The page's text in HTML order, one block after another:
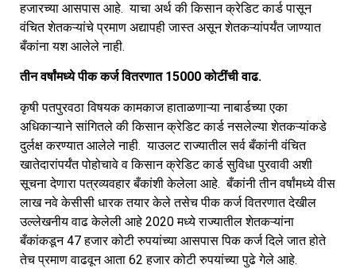
हजारच्या आसपास आहे. याचा अर्थ की किसान क्रेडिट कार्ड पासून
वंचित शेतकऱ्यांचे प्रमाण अद्यापही जास्त असून शेतकऱ्यांपर्यंत जाण्यात
बँकांना यश आलेले नाही.
तीन वर्षांमध्ये पीक कर्ज वितरणात 15000 कोटींची वाढ.
कृषी पतपुरवठा विषयक कामकाज हाताळणाऱ्या नाबार्डच्या एका
अधिकाऱ्याने सांगितले की किसान क्रेडिट कार्ड नसलेल्या शेतकऱ्यांकडे
दुर्लक्ष करण्यात आलेले नाही. याउलट राज्यातील सर्व बँकांनी वंचित
खातेदारांपर्यंत पोहोचावे व किसान क्रेडिट कार्ड सुविधा पुरवावी अशी
सूचना देणारा पत्रव्यवहार बँकांशी केलेला आहे. बँकांनी तीन वर्षांमध्ये वीस
लाख नवे केसीसी धारक तयार केले तसेच पीक कर्ज वितरणात देखील
उल्लेखनीय वाढ केलेली आहे 2020 मध्ये राज्यातील शेतकऱ्यांना
बँकांकडून 47 हजार कोटी रुपयांच्या आसपास पिक कर्ज दिले जात होते
तेच प्रमाण वाढवून आता 62 हजार कोटी रुपयांच्या पुढे गेले आहे.